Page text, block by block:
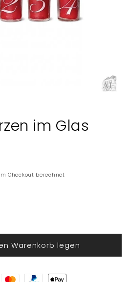
im Glas
Checkout berechnet
Warenkorb legen